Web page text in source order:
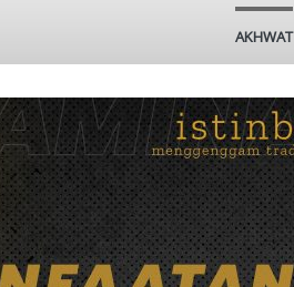
AKHWAT